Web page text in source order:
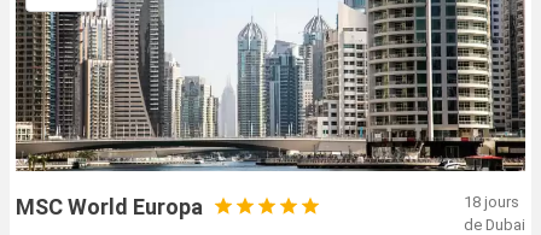
MSC World Europa
18 jours
de Dubai